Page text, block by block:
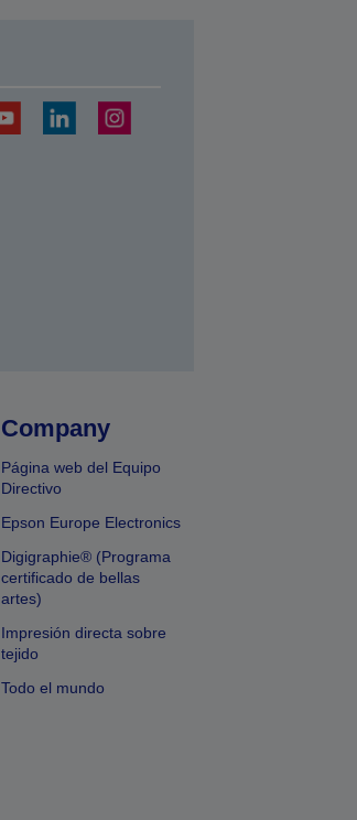
Company
Página web del Equipo
Directivo
Epson Europe Electronics
Digigraphie® (Programa
certificado de bellas
artes)
Impresión directa sobre
tejido
Todo el mundo